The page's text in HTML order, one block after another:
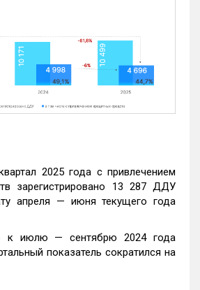
2025 года с привлечением
зарегистрировано 13 287 ДДУ
апреля — июня текущего года
к июлю — сентябрю 2024 года
показатель сократился на